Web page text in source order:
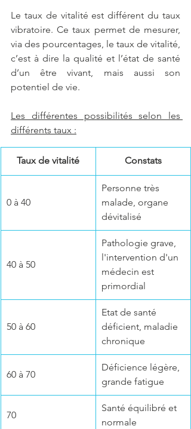
Le taux de vitalité est différent du taux
vibratoire. Ce taux permet de mesurer,
via des pourcentages, le taux de vitalité,
c’est à dire la qualité et l’état de santé
d’un être vivant, mais aussi son
potentiel de vie.
Les différentes possibilités selon les
différents taux :
Taux de vitalité Constats
0 à 40
Personne très
malade, organe
dévitalisé
40 à 50
Pathologie grave,
l'intervention d'un
médecin est
primordial
50 à 60
Etat de santé
déficient, maladie
chronique
60 à 70
Déficience légère,
grande fatigue
70
Santé équilibré et
normale